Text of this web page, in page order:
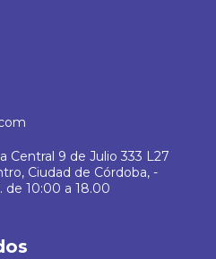
Central 9 de Julio 333 L27
Ciudad de Córdoba, -
de 10:00 a 18.00